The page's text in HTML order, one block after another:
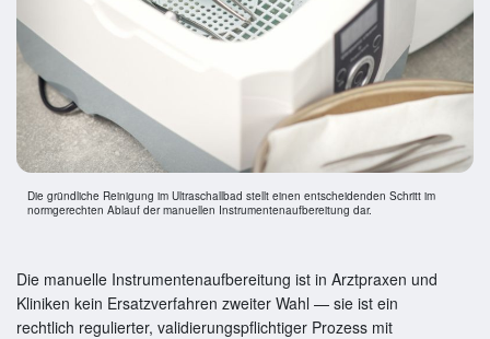
Die manuelle Instrumentenaufbereitung ist in Arztpraxen und
Kliniken kein Ersatzverfahren zweiter Wahl — sie ist ein
rechtlich regulierter, validierungspflichtiger Prozess mit
Die gründliche Reinigung im Ultraschallbad stellt einen entscheidenden Schritt im
normgerechten Ablauf der manuellen Instrumentenaufbereitung dar.